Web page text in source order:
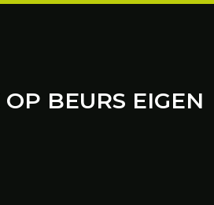
BEURS EIGEN